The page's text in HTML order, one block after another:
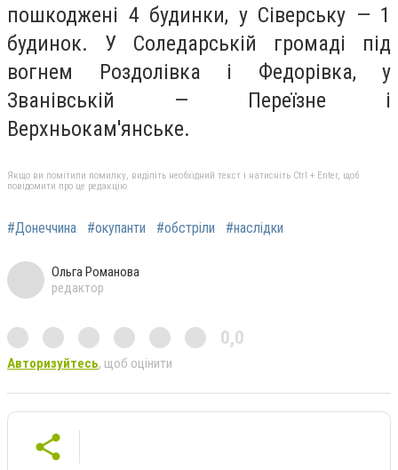
пошкоджені 4 будинки, у Сіверську — 1
будинок. У Соледарській громаді під
вогнем Роздолівка і Федорівка, у
Званівській — Переїзне і
Верхньокам'янське.
Якщо ви помітили помилку, виділіть необхідний текст і натисніть Ctrl + Enter, щоб
повідомити про це редакцію
#Донеччина #окупанти #обстріли #наслідки
Ольга Романова
редактор
0,0
Авторизуйтесь, щоб оцінити